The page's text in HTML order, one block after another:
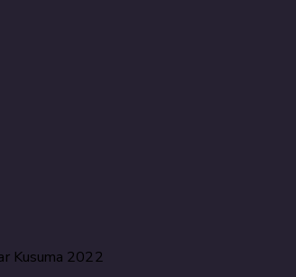
Kusuma 2022